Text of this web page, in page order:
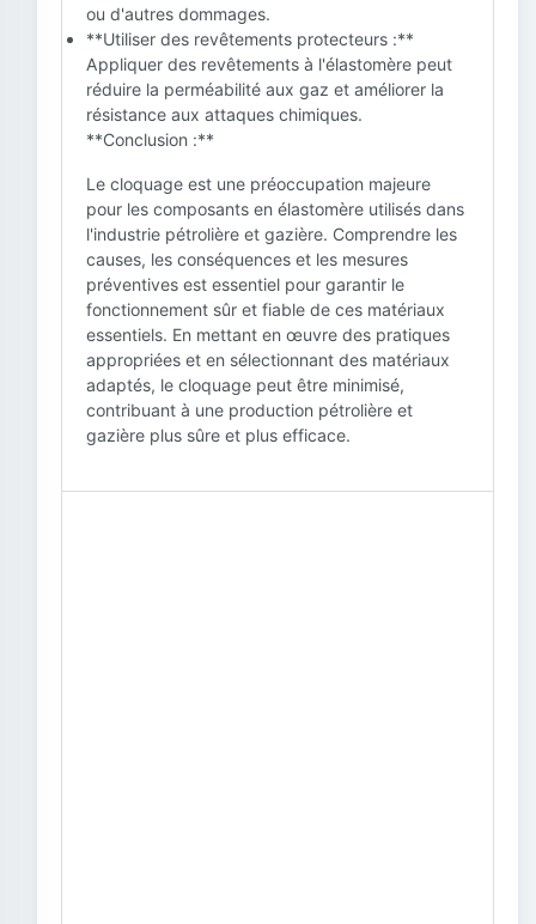
ou d'autres dommages.
**Utiliser des revêtements protecteurs :**
Appliquer des revêtements à l'élastomère peut
réduire la perméabilité aux gaz et améliorer la
résistance aux attaques chimiques.
**Conclusion :**
Le cloquage est une préoccupation majeure
pour les composants en élastomère utilisés dans
l'industrie pétrolière et gazière. Comprendre les
causes, les conséquences et les mesures
préventives est essentiel pour garantir le
fonctionnement sûr et fiable de ces matériaux
essentiels. En mettant en œuvre des pratiques
appropriées et en sélectionnant des matériaux
adaptés, le cloquage peut être minimisé,
contribuant à une production pétrolière et
gazière plus sûre et plus efficace.